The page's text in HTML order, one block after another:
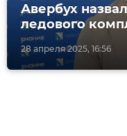
28 апреля 2025, 16:56
Авербух
ледового